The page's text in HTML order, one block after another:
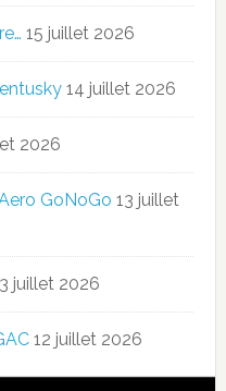
15 juillet 2026
14 juillet 2026
2026
GoNoGo 13 juillet
juillet 2026
12 juillet 2026